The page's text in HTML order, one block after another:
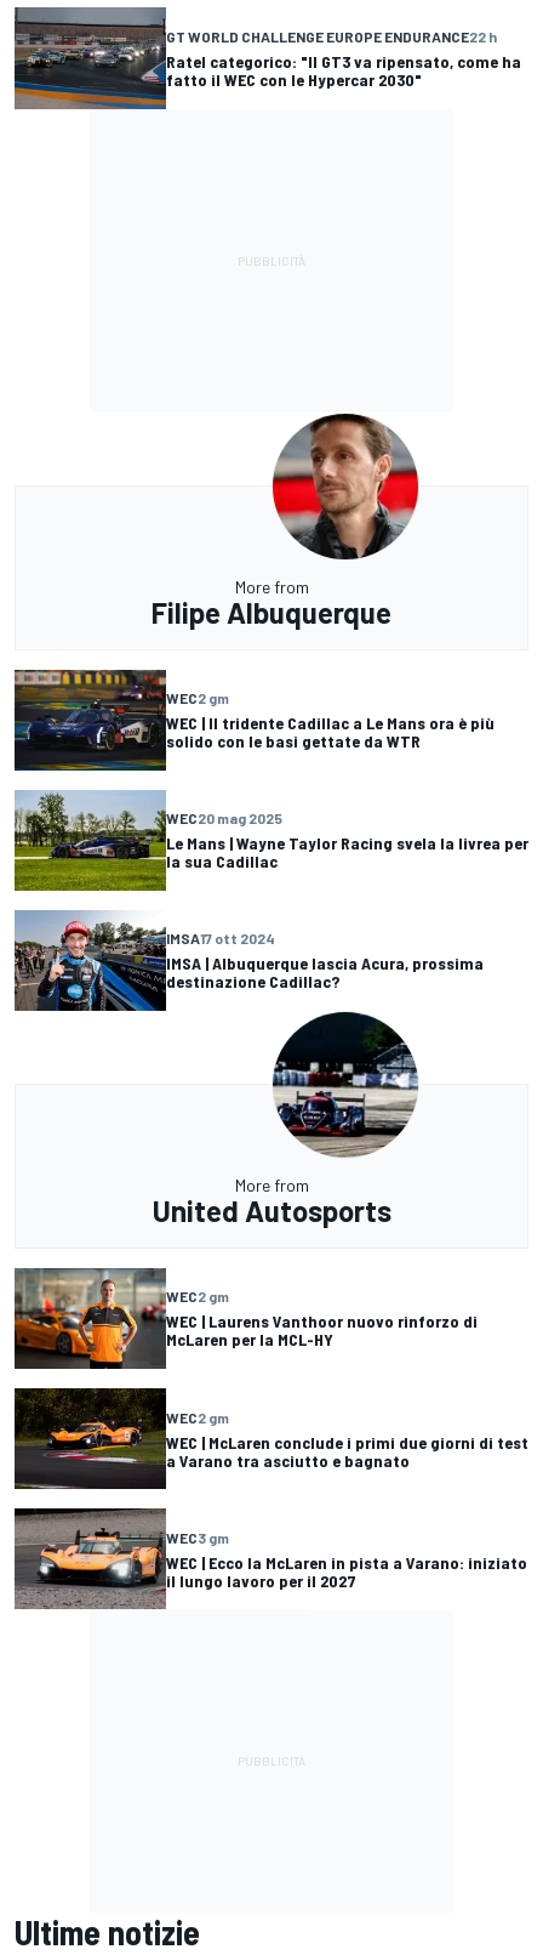
GT WORLD CHALLENGE EUROPE ENDURANCE22 h
Ratel categorico: "Il GT3 va ripensato, come ha
fatto il WEC con le Hypercar 2030"
More from
Filipe Albuquerque
WEC2 gm
WEC | Il tridente Cadillac a Le Mans ora è più
solido con le basi gettate da WTR
WEC20 mag 2025
Le Mans | Wayne Taylor Racing svela la livrea per
la sua Cadillac
IMSA17 ott 2024
IMSA | Albuquerque lascia Acura, prossima
destinazione Cadillac?
More from
United Autosports
WEC2 gm
WEC | Laurens Vanthoor nuovo rinforzo di
McLaren per la MCL-HY
WEC2 gm
WEC | McLaren conclude i primi due giorni di test
a Varano tra asciutto e bagnato
WEC3 gm
WEC | Ecco la McLaren in pista a Varano: iniziato
il lungo lavoro per il 2027
Ultime notizie